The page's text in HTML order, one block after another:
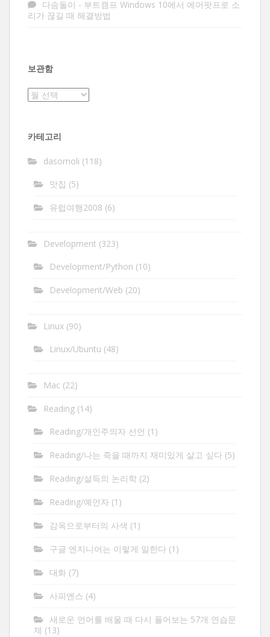
다솜돌이 - 부트캠프 Windows 10에서 에어팟프로 소
리가 끊길 때 해결방법
보관함
보
카테고리
dasomoli (118)
맛집 (5)
유럽여행2008 (6)
Development (323)
Development/Python (10)
Development/Web (20)
Linux (90)
Linux/Ubuntu (48)
Mac (22)
Reading (14)
Reading/개인주의자 선언 (1)
Reading/나는 죽을 때까지 재미있게 살고 싶다 (5)
Reading/설득의 논리학 (2)
Reading/예언자 (1)
감옥으로부터의 사색 (1)
구글 엔지니어는 이렇게 일한다 (1)
대화 (7)
사피엔스 (4)
새로운 언어를 배울 때 다시 풀어보는 57개 연습문
제 (13)